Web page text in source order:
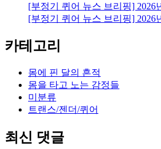
[부정기 퀴어 뉴스 브리핑] 2026
[부정기 퀴어 뉴스 브리핑] 2026
카테고리
몸에 핀 달의 흔적
몸을 타고 노는 감정들
미분류
트랜스/젠더/퀴어
최신 댓글